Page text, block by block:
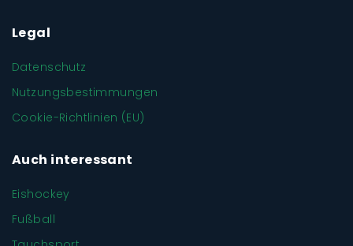
Legal
Datenschutz
Nutzungsbestimmungen
Cookie-Richtlinien (EU)
Auch interessant
Eishockey
Fußball